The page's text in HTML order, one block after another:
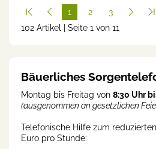
1
(cur
2
3
102 Artikel | Seite 1 von 11
Bäuerliches
Montag bis Freitag von 8:30 Uhr
(ausgenommen an gesetzlichen
Telefonische Hilfe zum
Euro pro Stunde: